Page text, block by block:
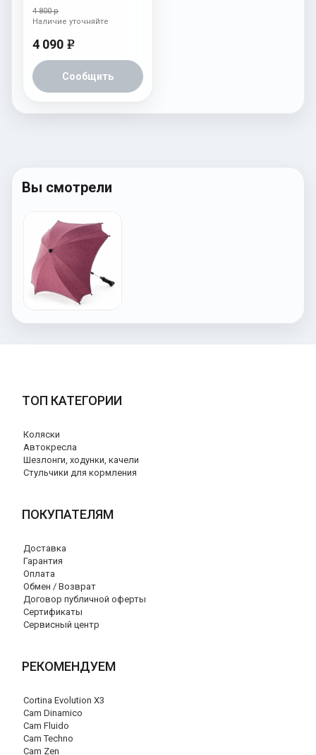
White
4 800 р
4 090 e
Сообщить
Наличие уточняйте
Вы смотрели
ТОП КАТЕГОРИИ
Коляски
Автокресла
Шезлонги, ходунки, качели
Стульчики для кормления
ПОКУПАТЕЛЯМ
Доставка
Гарантия
Оплата
Обмен / Возврат
Договор публичной оферты
Сертификаты
Сервисный центр
РЕКОМЕНДУЕМ
Cortina Evolution X3
Cam Dinamico
Cam Fluido
Cam Techno
Cam Zen